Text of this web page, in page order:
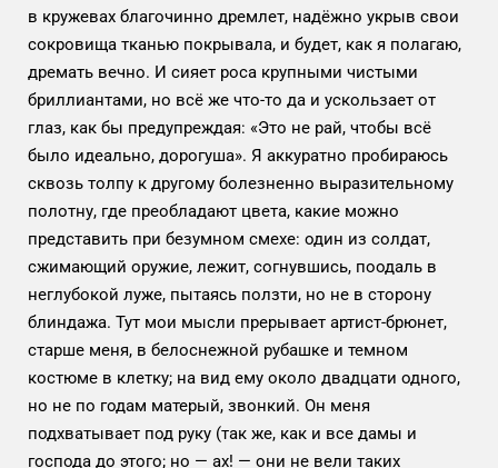
в кружевах благочинно дремлет, надёжно укрыв свои
сокровища тканью покрывала, и будет, как я полагаю,
дремать вечно. И сияет роса крупными чистыми
бриллиантами, но всё же что-то да и ускользает от
глаз, как бы предупреждая: «Это не рай, чтобы всё
было идеально, дорогуша». Я аккуратно пробираюсь
сквозь толпу к другому болезненно выразительному
полотну, где преобладают цвета, какие можно
представить при безумном смехе: один из солдат,
сжимающий оружие, лежит, согнувшись, поодаль в
неглубокой луже, пытаясь ползти, но не в сторону
блиндажа. Тут мои мысли прерывает артист-брюнет,
старше меня, в белоснежной рубашке и темном
костюме в клетку; на вид ему около двадцати одного,
но не по годам матерый, звонкий. Он меня
подхватывает под руку (так же, как и все дамы и
господа до этого; но — ах! — они не вели таких